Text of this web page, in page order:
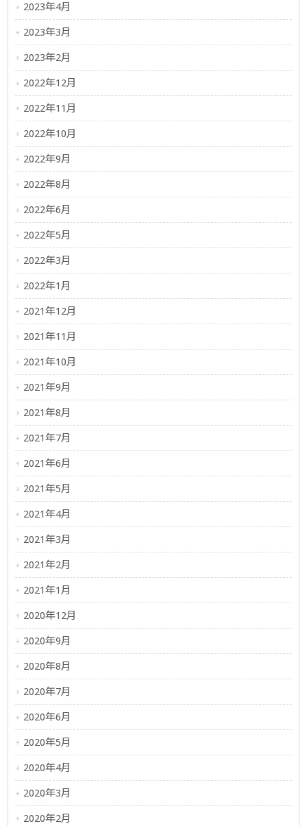
2023年4月
2023年3月
2023年2月
2022年12月
2022年11月
2022年10月
2022年9月
2022年8月
2022年6月
2022年5月
2022年3月
2022年1月
2021年12月
2021年11月
2021年10月
2021年9月
2021年8月
2021年7月
2021年6月
2021年5月
2021年4月
2021年3月
2021年2月
2021年1月
2020年12月
2020年9月
2020年8月
2020年7月
2020年6月
2020年5月
2020年4月
2020年3月
2020年2月